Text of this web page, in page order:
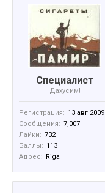
Специалист
Дахусим!
Регистрация: 13 авг 2009
Сообщения: 7,007
Лайки: 732
Баллы: 113
Адрес: Riga